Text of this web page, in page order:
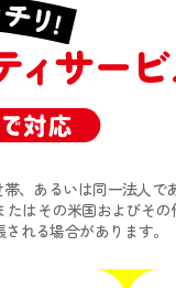
あるいは同一法人で
はその米国およびそ
れる場合があります。